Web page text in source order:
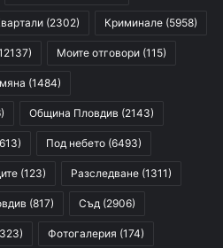
(2302) Криминале (5958)
Моите отговори (115)
(1484)
Община Пловдив (2143)
Под небето (6493)
(123) Разследване (1311)
(817) Съд (2906)
Фотогалерия (174)